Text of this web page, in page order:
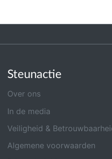
Steunactie
Over ons
In de media
Veiligheid &
Algemene voorwaarden